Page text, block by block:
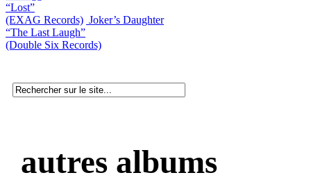
“Lost”
(EXAG Records) Joker’s Daughter
“The Last Laugh”
(Double Six Records)
autres albums